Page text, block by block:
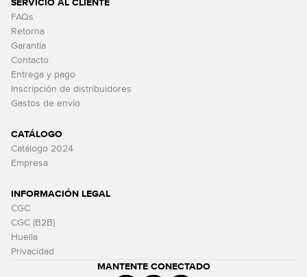
SERVICIO AL CLIENTE
FAQs
Retorna
Garantía
Contacto
Entrega y pago
Inscripción de distribuidores
Gastos de envío
CATÁLOGO
Catálogo 2024
Empresa
INFORMACIÓN LEGAL
CGC
CGC (B2B)
Huella
Privacidad
MANTENTE CONECTADO